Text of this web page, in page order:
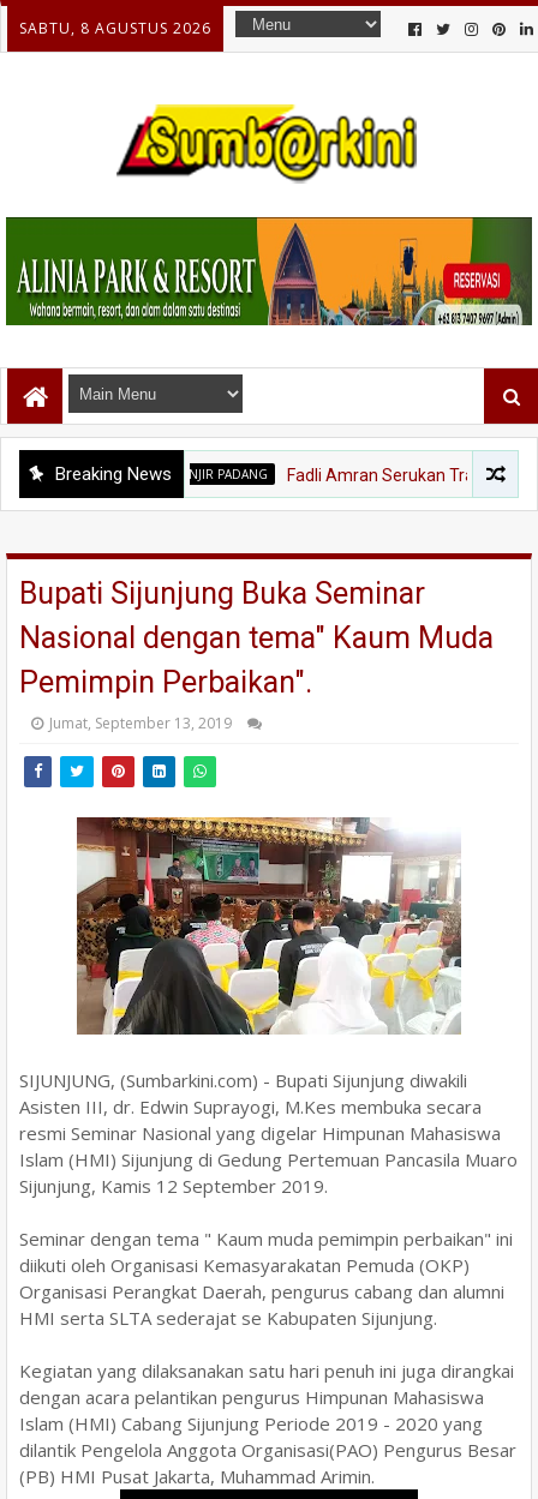
SABTU, 8 AGUSTUS 2026
Breaking News
BANJIR PADANG Fadli Amran Serukan Transformasi
Bupati Sijunjung Buka Seminar
Nasional dengan tema" Kaum Muda
Pemimpin Perbaikan".
Jumat, September 13, 2019
SIJUNJUNG, (Sumbarkini.com) - Bupati Sijunjung diwakili
Asisten III, dr. Edwin Suprayogi, M.Kes membuka secara
resmi Seminar Nasional yang digelar Himpunan Mahasiswa
Islam (HMI) Sijunjung di Gedung Pertemuan Pancasila Muaro
Sijunjung, Kamis 12 September 2019.
Seminar dengan tema " Kaum muda pemimpin perbaikan" ini
diikuti oleh Organisasi Kemasyarakatan Pemuda (OKP)
Organisasi Perangkat Daerah, pengurus cabang dan alumni
HMI serta SLTA sederajat se Kabupaten Sijunjung.
Kegiatan yang dilaksanakan satu hari penuh ini juga dirangkai
dengan acara pelantikan pengurus Himpunan Mahasiswa
Islam (HMI) Cabang Sijunjung Periode 2019 - 2020 yang
dilantik Pengelola Anggota Organisasi(PAO) Pengurus Besar
(PB) HMI Pusat Jakarta, Muhammad Arimin.